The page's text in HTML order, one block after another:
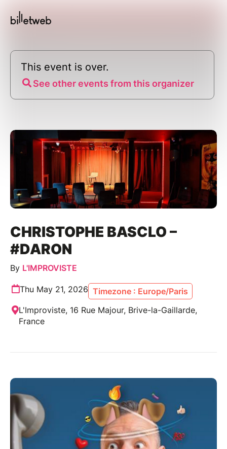
This event is over.
See other events from this organizer
CHRISTOPHE BASCLO –
#DARON
By L'IMPROVISTE
Thu May 21, 2026 Timezone : Europe/Paris
L'Improviste, 16 Rue Majour, Brive-la-Gaillarde,
France